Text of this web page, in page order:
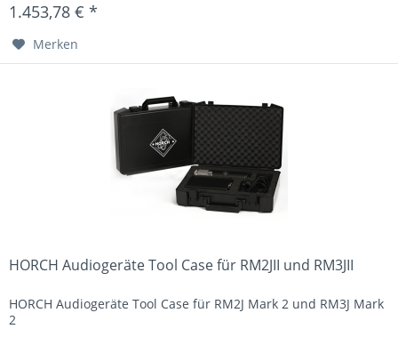
1.453,78 € *
Merken
HORCH Audiogeräte Tool Case für RM2JII und RM3JII
HORCH Audiogeräte Tool Case für RM2J Mark 2 und RM3J Mark
2